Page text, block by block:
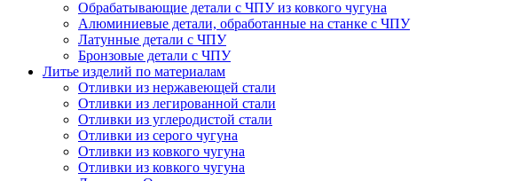
Обрабатывающие детали с ЧПУ из ковкого чугуна
Алюминиевые детали, обработанные на станке с ЧПУ
Латунные детали с ЧПУ
Бронзовые детали с ЧПУ
Литье изделий по материалам
Отливки из нержавеющей стали
Отливки из легированной стали
Отливки из углеродистой стали
Отливки из серого чугуна
Отливки из ковкого чугуна
Отливки из ковкого чугуна